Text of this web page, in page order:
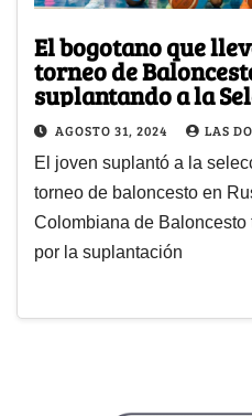
El bogotano que
torneo de
suplantando a la
AGOSTO 31, 2024 LAS
El joven suplantó a la
torneo de baloncesto en
Colombiana de
por la suplantación